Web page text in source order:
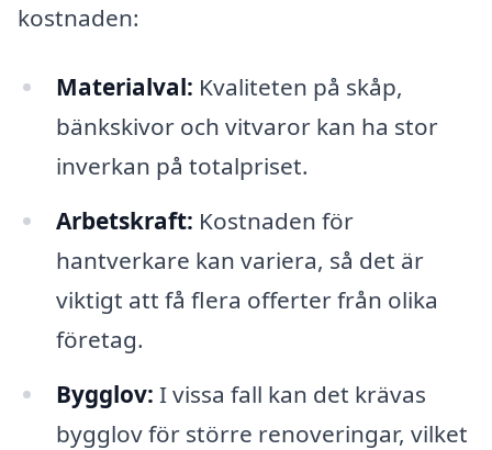
kostnaden:
Materialval: Kvaliteten på skåp,
bänkskivor och vitvaror kan ha stor
inverkan på totalpriset.
Arbetskraft: Kostnaden för
hantverkare kan variera, så det är
viktigt att få flera offerter från olika
företag.
Bygglov: I vissa fall kan det krävas
bygglov för större renoveringar, vilket